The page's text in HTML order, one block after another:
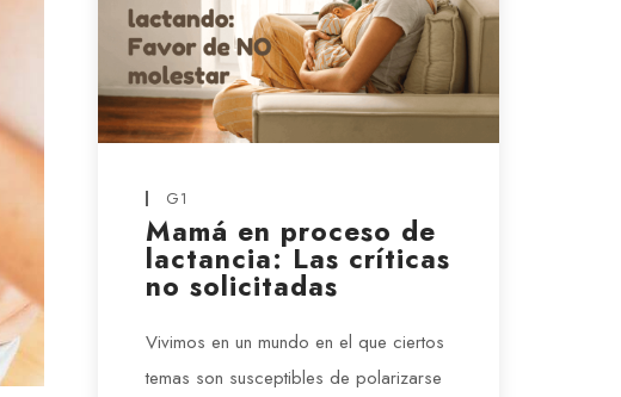
G1
Mamá en proceso de
lactancia: Las críticas
no solicitadas
Vivimos en un mundo en el que ciertos
temas son susceptibles de polarizarse